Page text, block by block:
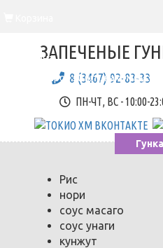
Корзина
Всего товаров:: 0шт., на сумму::
ЗАПЕЧЕНЫЕ
8 (3467) 92-83-33
ПН-ЧТ, ВС - 10:00-
Рис
нори
соус масаго
соус унаги
кунжут